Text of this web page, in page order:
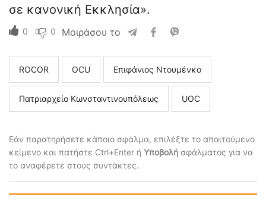
σε κανονική Εκκλησία».
0 0 Μοιράσου το
ROCOR ΟCU Επιφάνιος Ντουμένκο
Πατριαρχείο Κωνσταντινουπόλεως UOC
Εάν παρατηρήσετε κάποιο σφάλμα, επιλέξτε το απαιτούμενο
κείμενο και πατήστε Ctrl+Enter ή Υποβολή σφάλματος για να
το αναφέρετε στους συντάκτες.